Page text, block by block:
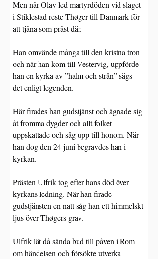
Men när Olav led martyrdöden vid slaget
i Stiklestad reste Thøger till Danmark för
att tjäna som präst där.
Han omvände många till den kristna tron
och när han kom till Vestervig, uppförde
han en kyrka av ”halm och strån” sägs
det enligt legenden.
Här firades han gudstjänst och ägnade sig
åt fromma dygder och allt folket
uppskattade och såg upp till honom. När
han dog den 24 juni begravdes han i
kyrkan.
Prästen Ulfrik tog efter hans död över
kyrkans ledning. När han firade
gudstjänsten en natt såg han ett himmelskt
ljus över Thøgers grav.
Ulfrik lät då sända bud till påven i Rom
om händelsen och försökte utverka